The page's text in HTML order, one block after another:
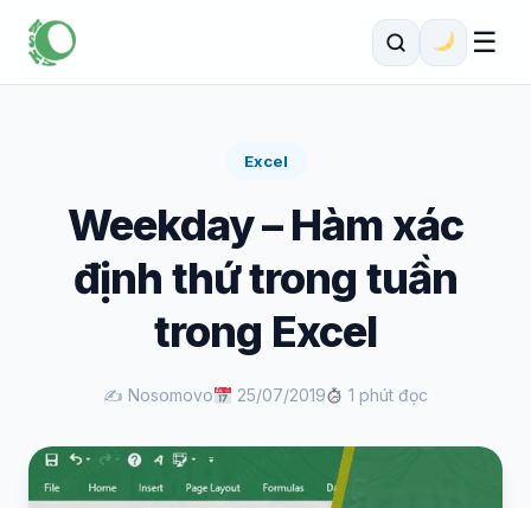
☰
Excel
Weekday – Hàm xác
định thứ trong tuần
trong Excel
✍️ Nosomovo 25/07/2019 1 phút đọc